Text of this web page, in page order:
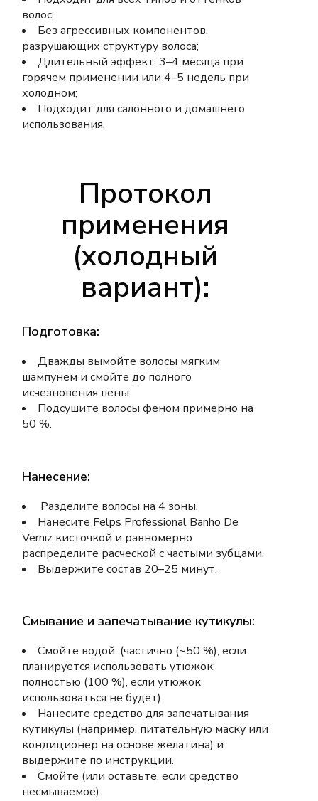
волос;
Без агрессивных компонентов,
разрушающих структуру волоса;
Длительный эффект: 3–4 месяца при
горячем применении или 4–5 недель при
холодном;
Подходит для салонного и домашнего
использования.
Протокол
применения
(холодный
вариант):
Подготовка:
Дважды вымойте волосы мягким
шампунем и смойте до полного
исчезновения пены.
Подсушите волосы феном примерно на
50 %.
Нанесение:
Разделите волосы на 4 зоны.
Нанесите Felps Professional Banho De
Verniz кисточкой и равномерно
распределите расческой с частыми зубцами.
Выдержите состав 20–25 минут.
Смывание и запечатывание кутикулы:
Смойте водой: (частично (~50 %), если
планируется использовать утюжок;
полностью (100 %), если утюжок
использоваться не будет)
Нанесите средство для запечатывания
кутикулы (например, питательную маску или
кондиционер на основе желатина) и
выдержите по инструкции.
Смойте (или оставьте, если средство
несмываемое).